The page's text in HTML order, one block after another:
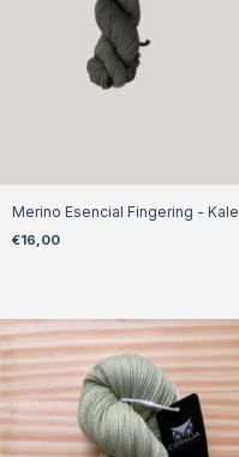
Merino Esencial Fingering - Kale
€16,00